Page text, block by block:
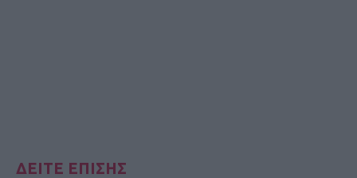
ΔΕΙΤΕ ΕΠΙΣΗΣ